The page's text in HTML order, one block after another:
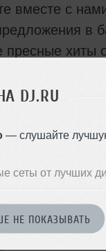
DJ.RU
— слушайте
сеты от лучших
НЕ ПОКАЗЫВАТЬ
вместе с
в
пресные хиты